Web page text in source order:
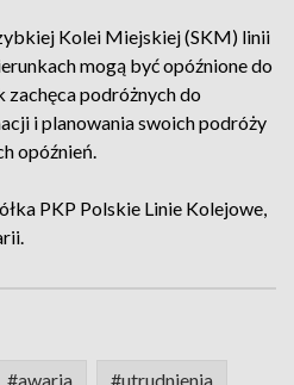
Kolei Miejskiej (SKM) linii
mogą być opóźnione do
zachęca podróżnych do
i planowania swoich podróży
opóźnień.
PKP Polskie Linie Kolejowe,
#awaria #utrudnienia